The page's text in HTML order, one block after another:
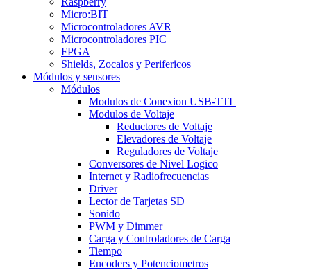
Micro:BIT
Microcontroladores AVR
Microcontroladores PIC
FPGA
Shields, Zocalos y Perifericos
Módulos y sensores
Módulos
Modulos de Conexion USB-TTL
Modulos de Voltaje
Reductores de Voltaje
Elevadores de Voltaje
Reguladores de Voltaje
Conversores de Nivel Logico
Internet y Radiofrecuencias
Driver
Lector de Tarjetas SD
Sonido
PWM y Dimmer
Carga y Controladores de Carga
Tiempo
Encoders y Potenciometros